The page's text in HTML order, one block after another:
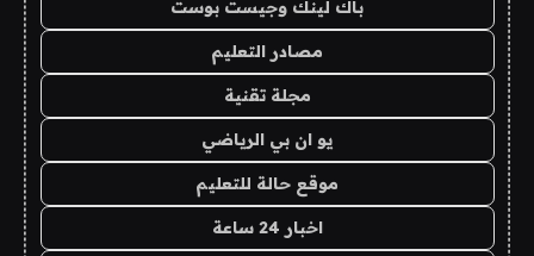
باك لينك وجيست بوست
مصادر التعليم
مجلة تقنية
يو ان بي الرياضي
موقع حالة للتعليم
اخبار 24 ساعة